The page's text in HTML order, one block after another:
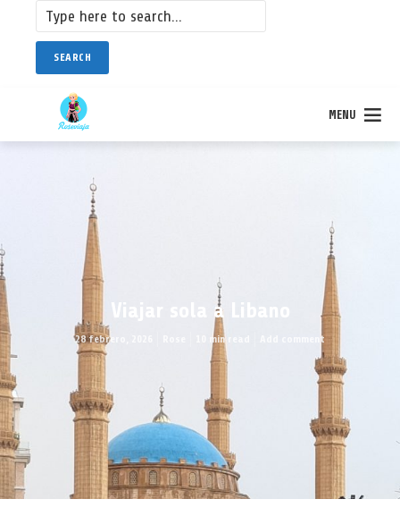
SEARCH
MENU
Viajar sola a Libano
28 febrero, 2026 10 min read Add comment